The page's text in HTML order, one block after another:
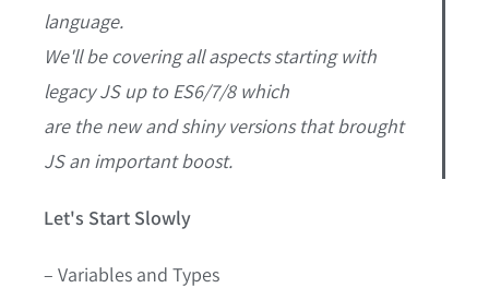
language.
We'll be covering all aspects starting with
legacy JS up to ES6/7/8 which
are the new and shiny versions that brought
JS an important boost.
Let's Start Slowly
– Variables and Types